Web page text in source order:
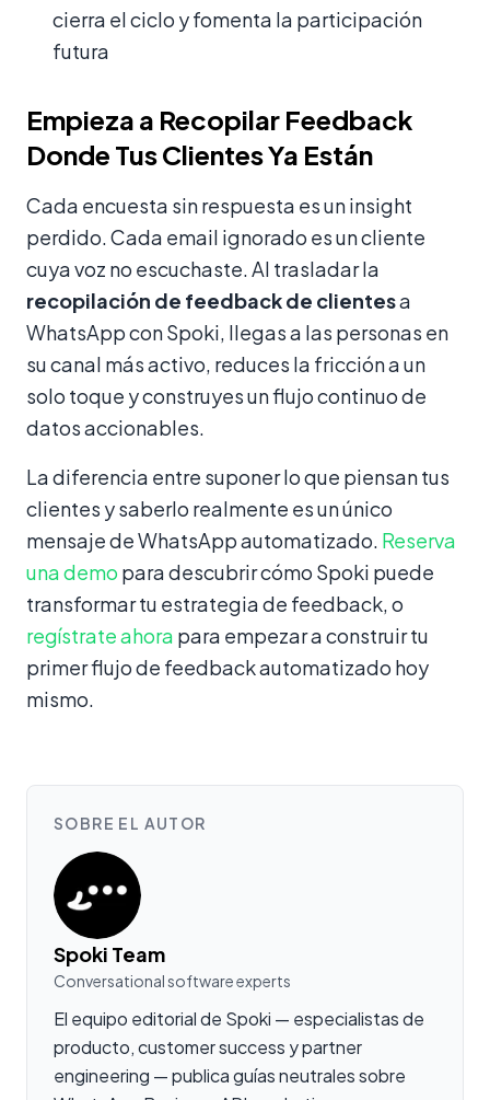
cierra el ciclo y fomenta la participación
futura
Empieza a Recopilar Feedback
Donde Tus Clientes Ya Están
Cada encuesta sin respuesta es un insight
perdido. Cada email ignorado es un cliente
cuya voz no escuchaste. Al trasladar la
recopilación de feedback de clientesa
WhatsApp con Spoki, llegas a las personas en
su canal más activo, reduces la fricción a un
solo toque y construyes un flujo continuo de
datos accionables.
La diferencia entre suponer lo que piensan tus
clientes y saberlo realmente es un único
mensaje de WhatsApp automatizado. Reserva
una demo para descubrir cómo Spoki puede
transformar tu estrategia de feedback, o
regístrate ahora para empezar a construir tu
primer flujo de feedback automatizado hoy
mismo.
SOBRE EL AUTOR
Spoki Team
Conversational software experts
El equipo editorial de Spoki — especialistas de
producto, customer success y partner
engineering — publica guías neutrales sobre